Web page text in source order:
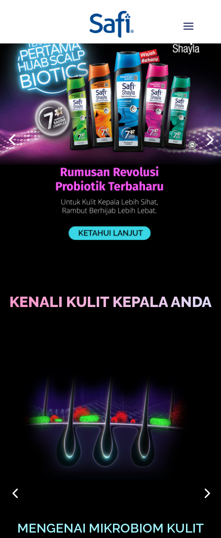
KENALI KULIT KEPALA ANDA
MENGENAI MIKROBIOM KULIT